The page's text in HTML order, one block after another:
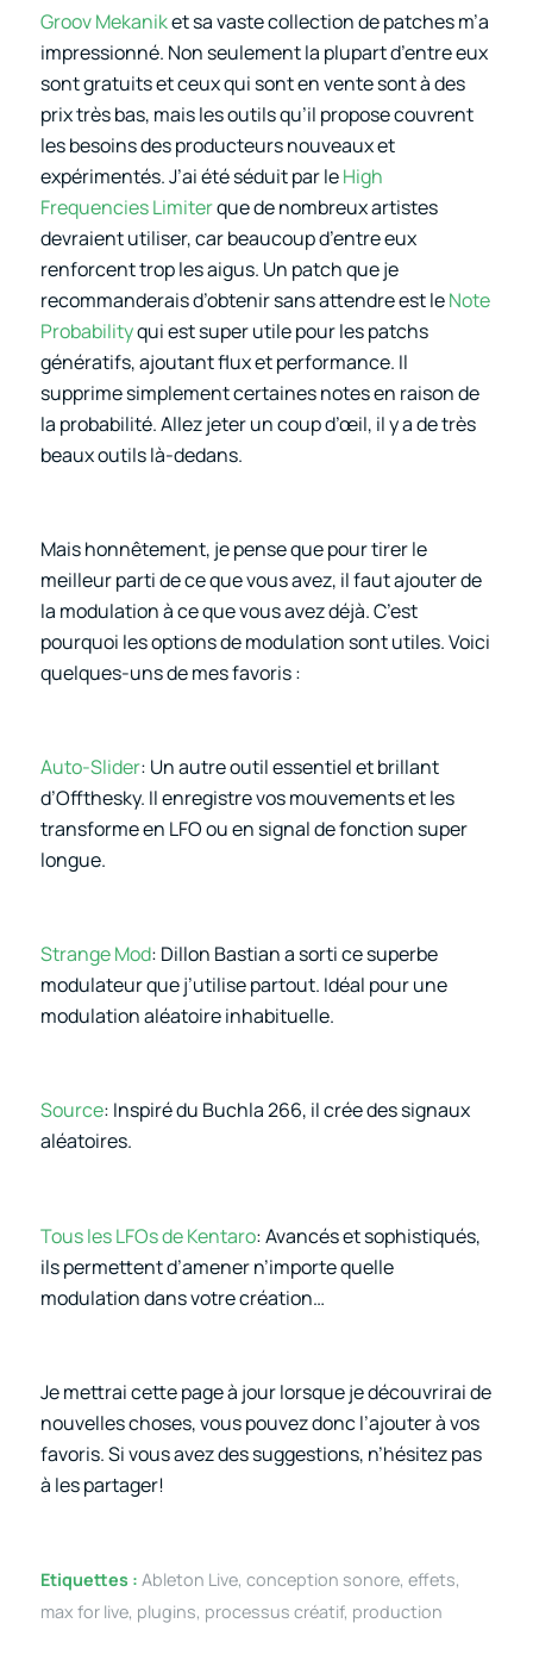
Groov Mekaniket sa vaste collection de patches m’a
impressionné. Non seulement la plupart d’entre eux
sont gratuits et ceux qui sont en vente sont à des
prix très bas, mais les outils qu’il propose couvrent
les besoins des producteurs nouveaux et
expérimentés. J’ai été séduit par leHigh
Frequencies Limiterque de nombreux artistes
devraient utiliser, car beaucoup d’entre eux
renforcent trop les aigus. Un patch que je
recommanderais d’obtenir sans attendre est leNote
Probabilityqui est super utile pour les patchs
génératifs, ajoutant flux et performance. Il
supprime simplement certaines notes en raison de
la probabilité. Allez jeter un coup d’œil, il y a de très
beaux outils là-dedans.
Mais honnêtement, je pense que pour tirer le
meilleur parti de ce que vous avez, il faut ajouter de
la modulation à ce que vous avez déjà. C’est
pourquoi les options de modulation sont utiles. Voici
quelques-uns de mes favoris :
Auto-Slider: Un autre outil essentiel et brillant
d’Offthesky. Il enregistre vos mouvements et les
transforme en LFO ou en signal de fonction super
longue.
Strange Mod: Dillon Bastian a sorti ce superbe
modulateur que j’utilise partout. Idéal pour une
modulation aléatoire inhabituelle.
Source: Inspiré du Buchla 266, il crée des signaux
aléatoires.
Tous les LFOs de Kentaro: Avancés et sophistiqués,
ils permettent d’amener n’importe quelle
modulation dans votre création…
Je mettrai cette page à jour lorsque je découvrirai de
nouvelles choses, vous pouvez donc l’ajouter à vos
favoris. Si vous avez des suggestions, n’hésitez pas
à les partager!
Etiquettes : Ableton Live, conception sonore, effets,
max for live, plugins, processus créatif, production